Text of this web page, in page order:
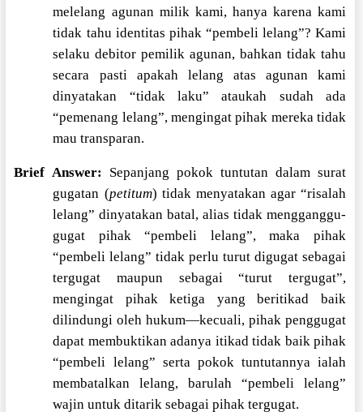
melelang agunan milik kami, hanya karena kami
tidak tahu identitas pihak “pembeli lelang”? Kami
selaku debitor pemilik agunan, bahkan tidak tahu
secara pasti apakah lelang atas agunan kami
dinyatakan “tidak laku” ataukah sudah ada
“pemenang lelang”, mengingat pihak mereka tidak
mau transparan.
Brief Answer: Sepanjang pokok tuntutan dalam surat
gugatan (petitum) tidak menyatakan agar “risalah
lelang” dinyatakan batal, alias tidak mengganggu-
gugat pihak “pembeli lelang”, maka pihak
“pembeli lelang” tidak perlu turut digugat sebagai
tergugat maupun sebagai “turut tergugat”,
mengingat pihak ketiga yang beritikad baik
dilindungi oleh hukum—kecuali, pihak penggugat
dapat membuktikan adanya itikad tidak baik pihak
“pembeli lelang” serta pokok tuntutannya ialah
membatalkan lelang, barulah “pembeli lelang”
wajin untuk ditarik sebagai pihak tergugat.